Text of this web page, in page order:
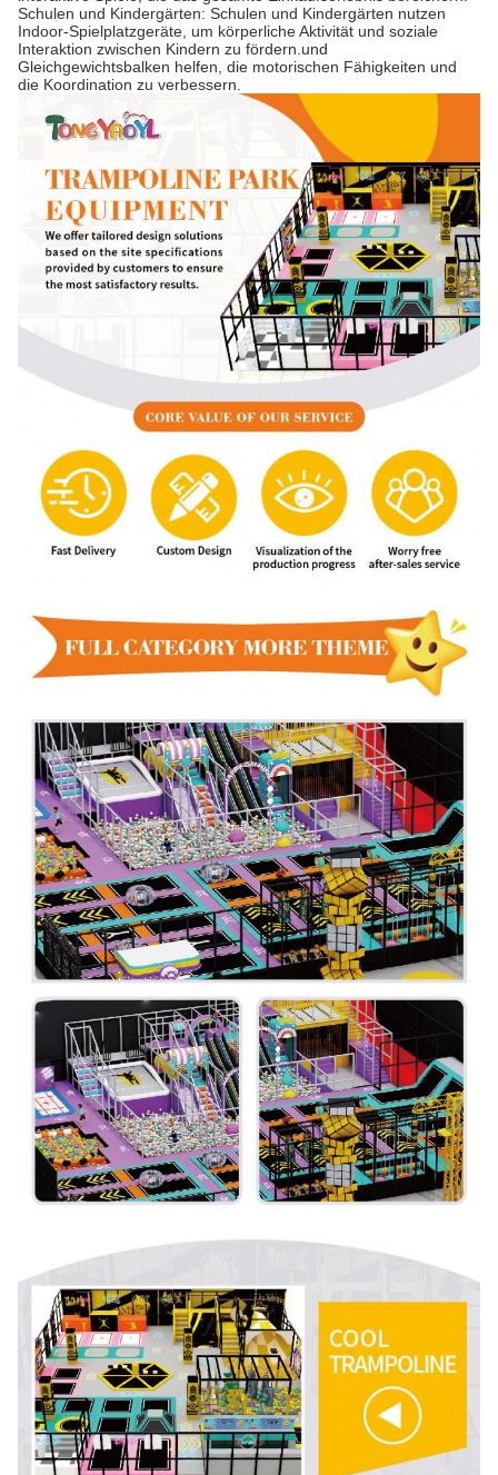
Schulen und Kindergärten: Schulen und Kindergärten nutzen
Indoor-Spielplatzgeräte, um körperliche Aktivität und soziale
Interaktion zwischen Kindern zu fördern.und
Gleichgewichtsbalken helfen, die motorischen Fähigkeiten und
die Koordination zu verbessern.